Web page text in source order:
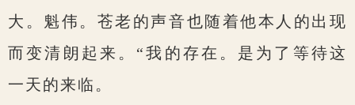
大。魁伟。苍老的声音也随着他本人的出现
而变清朗起来。“我的存在。是为了等待这
一天的来临。